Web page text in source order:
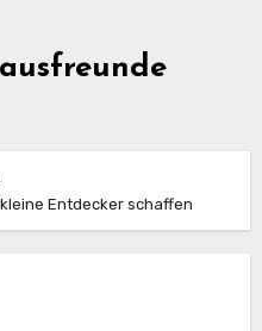
Entdecker schaffen